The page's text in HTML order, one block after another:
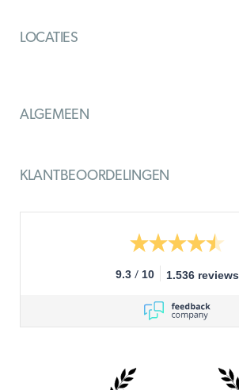
LOCATIES
ALGEMEEN
KLANTBEOORDELINGEN
9.3 / 10 1.536 reviews